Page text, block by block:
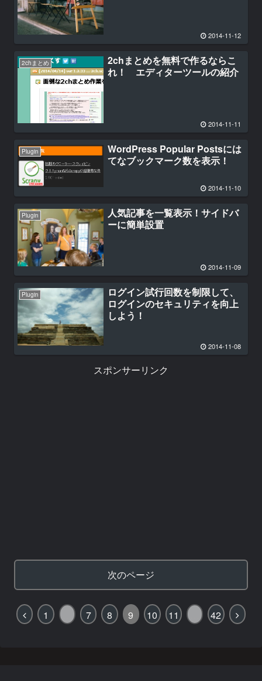
2014-11-12
2chまとめ
2chまとめを無料で作るならこ
れ！ エディターツールの紹介
2014-11-11
Plugin
WordPress Popular Postsには
てなブックマーク数を表示！
2014-11-10
Plugin
人気記事を一覧表示！サイドバ
ーに簡単設置
2014-11-09
Plugin
ログイン試行回数を制限して、
ログインのセキュリティを向上
しよう！
2014-11-08
スポンサーリンク
次のページ
1 7 8 9 10 11 42